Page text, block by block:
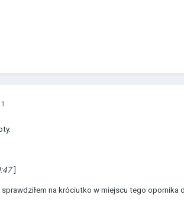
]
na króciutko w miejscu tego opornika